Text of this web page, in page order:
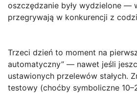
oszczędzanie były wydzielone —
przegrywają w konkurencji z
Trzeci dzień to moment na
automatyczny” — nawet jeśli
ustawionych przelewów stałych.
testowy (choćby symboliczne